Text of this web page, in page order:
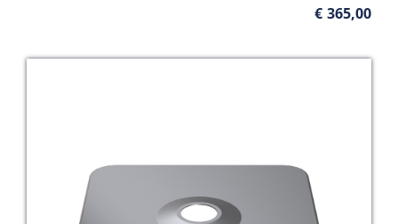
€ 365,00